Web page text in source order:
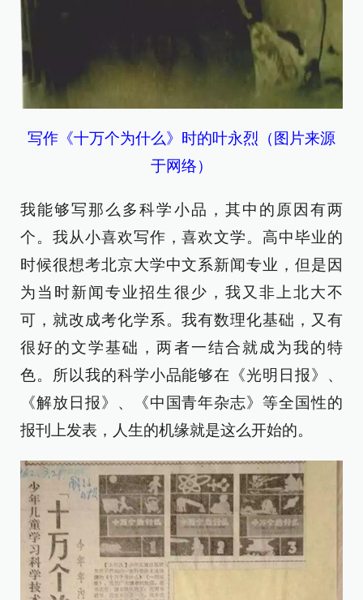
写作《十万个为什么》时的叶永烈（图片来源
于网络）
我能够写那么多科学小品，其中的原因有两
个。我从小喜欢写作，喜欢文学。高中毕业的
时候很想考北京大学中文系新闻专业，但是因
为当时新闻专业招生很少，我又非上北大不
可，就改成考化学系。我有数理化基础，又有
很好的文学基础，两者一结合就成为我的特
色。所以我的科学小品能够在《光明日报》、
《解放日报》、《中国青年杂志》等全国性的
报刊上发表，人生的机缘就是这么开始的。